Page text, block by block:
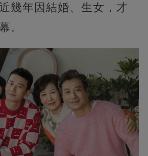
幾年因結婚、生女，才
。